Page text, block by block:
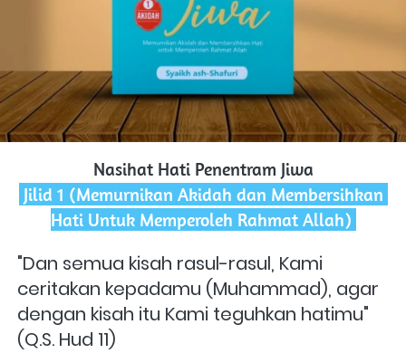
Nasihat Hati Penentram Jiwa
Hati Untuk Memperoleh Rahmat Allah)
"Dan semua kisah rasul-rasul, Kami
ceritakan kepadamu (Muhammad), agar
dengan kisah itu Kami teguhkan hatimu"
(Q.S. Hud 11)